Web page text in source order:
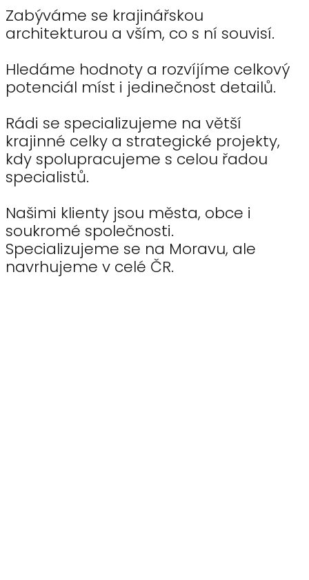
Zabýváme se krajinářskou
architekturou a vším, co s ní souvisí.
Hledáme hodnoty a rozvíjíme celkový
potenciál míst i jedinečnost detailů.
Rádi se specializujeme na větší
krajinné celky a strategické projekty,
kdy spolupracujeme s celou řadou
specialistů.
Našimi klienty jsou města, obce i
soukromé společnosti.
Specializujeme se na Moravu, ale
navrhujeme v celé ČR.